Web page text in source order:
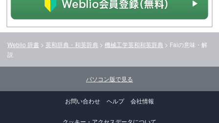
Weblio 辞書 > 英和辞典・和英辞典 > 機械工学英和和英辞典 > Faiの意味・解
説
パソコン版で見る
お問い合わせ ヘルプ 会社情報
クッキー・アクセスデータについて